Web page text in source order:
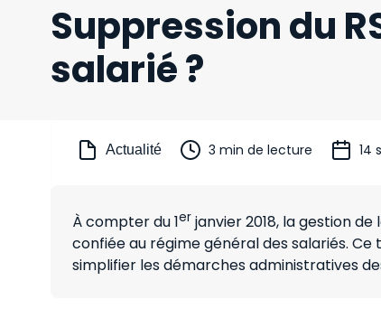
Suppression du
salarié ?
Actualité 3 min de lecture 14
À compter du 1er janvier 2018, la gestion
confiée au régime général des salariés.
simplifier les démarches administratives